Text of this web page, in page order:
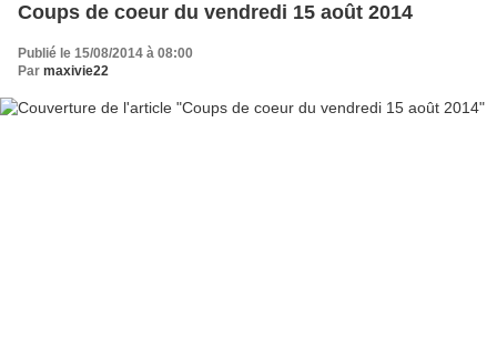
Coups de coeur du vendredi 15 août 2014
Publié le 15/08/2014 à 08:00
Par maxivie22